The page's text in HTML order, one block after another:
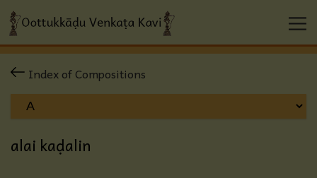
Index of Compositions
alai kaḍalin